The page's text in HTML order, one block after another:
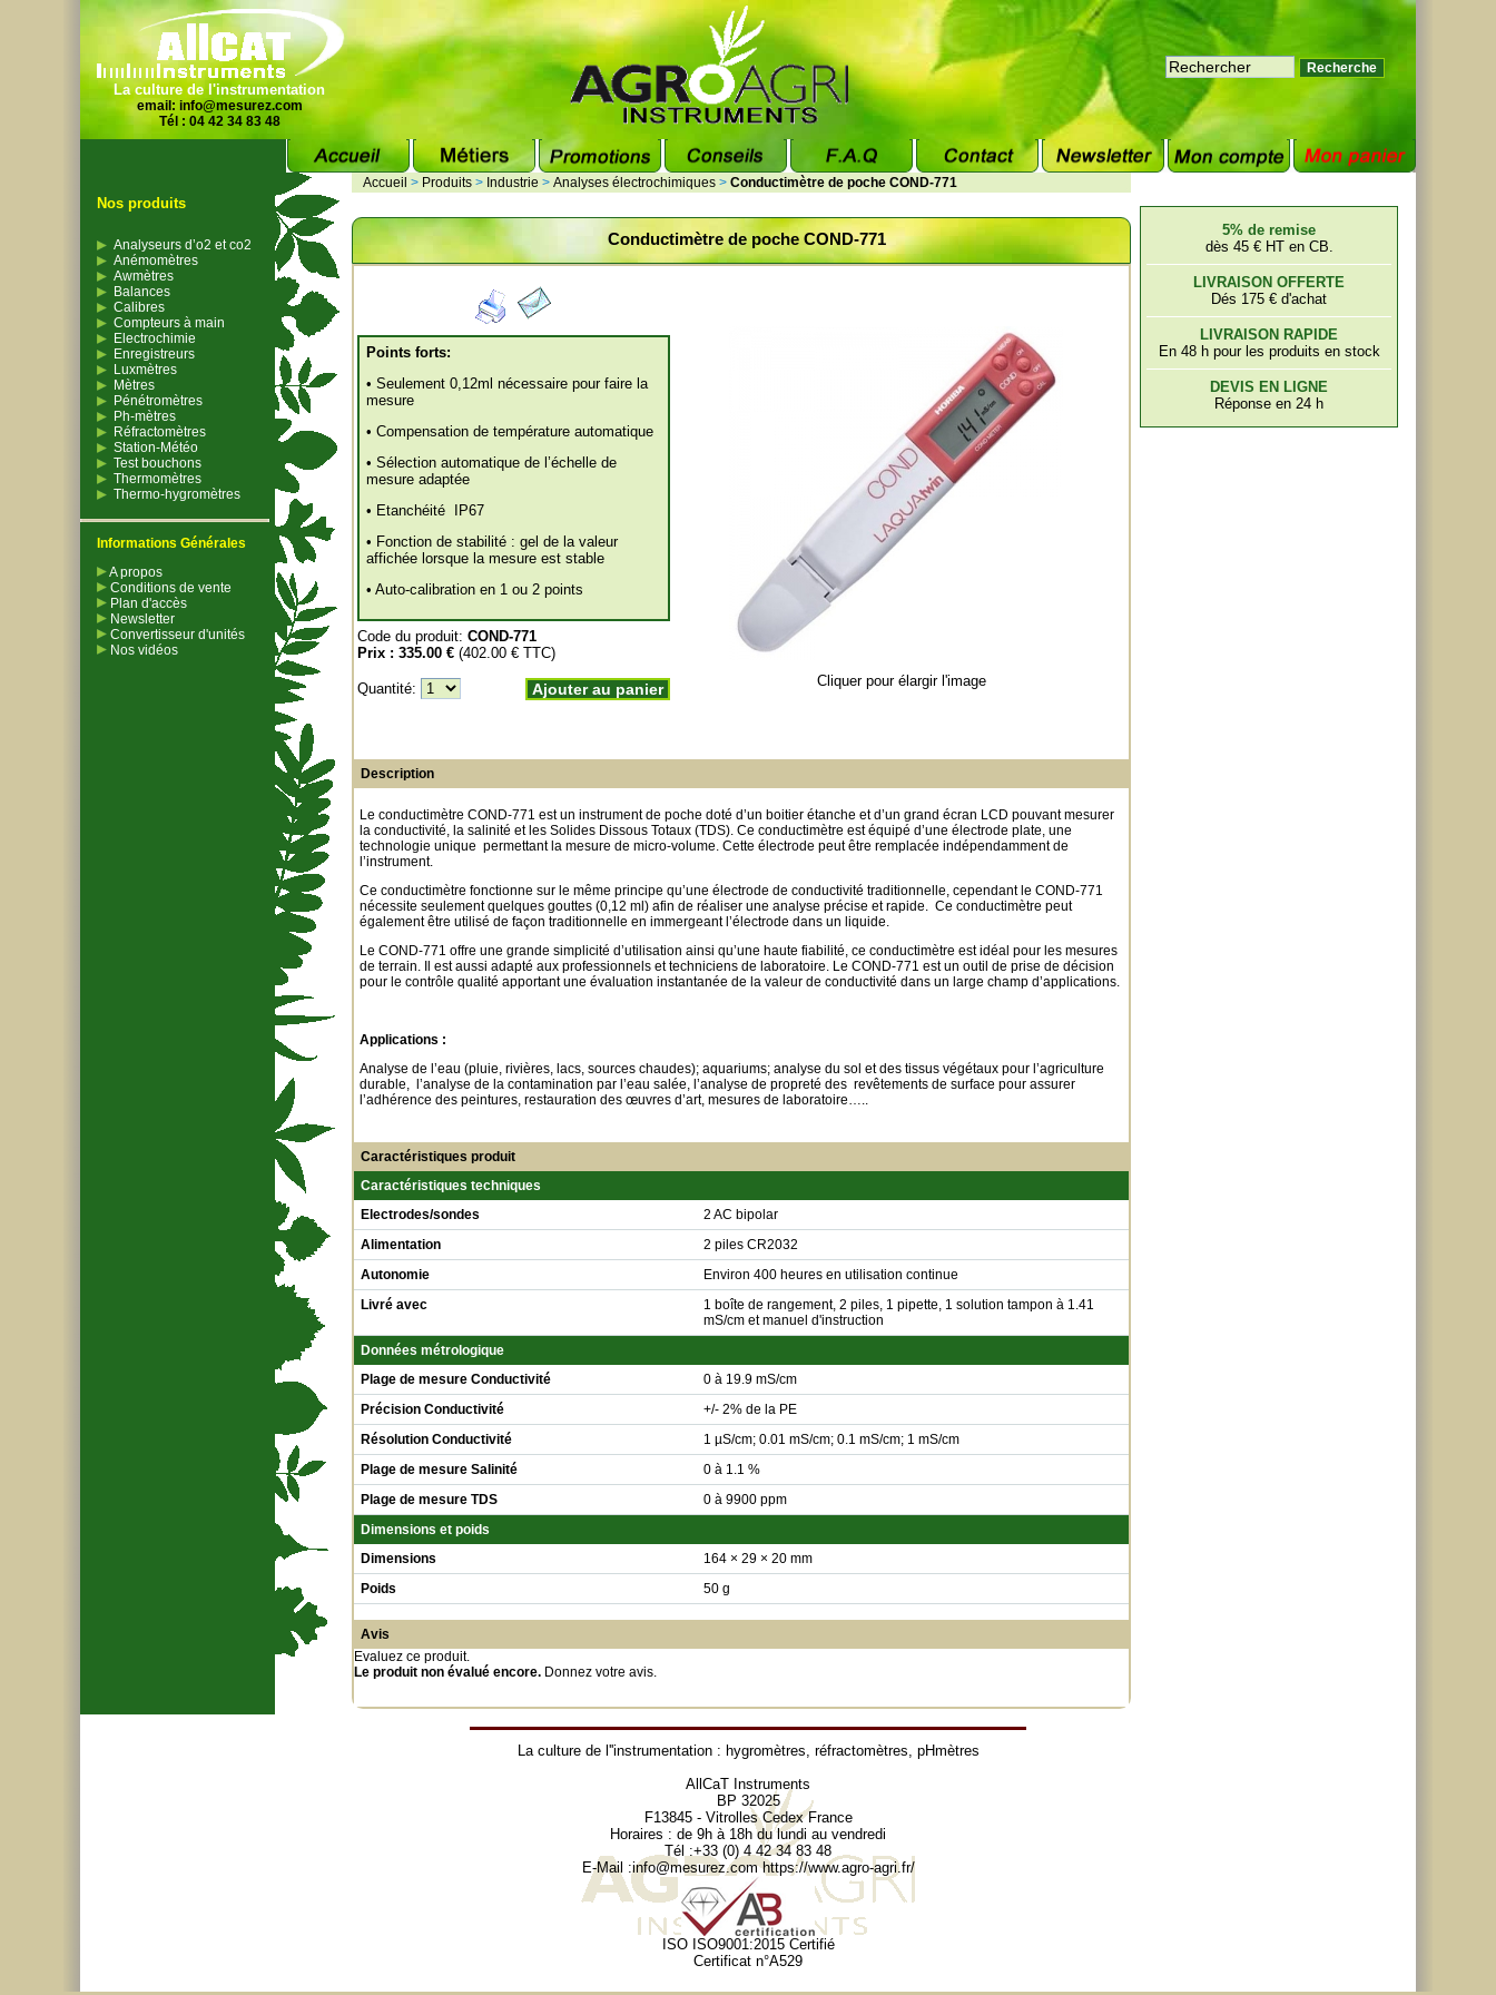
La culture de l'instrumentation
email: info@mesurez.com
Tél : 04 42 34 83 48
Nos produits
Analyseurs d’o2 et co2
Anémomètres
Awmètres
Balances
Calibres
Compteurs à main
Electrochimie
Enregistreurs
Luxmètres
Mètres
Pénétromètres
Ph-mètres
Réfractomètres
Station-Météo
Test bouchons
Thermomètres
Thermo-hygromètres
Informations Générales
A propos
Conditions de vente
Plan d'accès
Newsletter
Convertisseur d'unités
Nos vidéos
Accueil > Produits > Industrie > Analyses électrochimiques > Conductimètre de poche COND-771
Conductimètre de poche COND-771
Cliquer pour élargir l'image
Points forts:
• Seulement 0,12ml nécessaire pour faire la
mesure
• Compensation de température automatique
• Sélection automatique de l’échelle de
mesure adaptée
• Etanchéité IP67
• Fonction de stabilité : gel de la valeur
affichée lorsque la mesure est stable
• Auto-calibration en 1 ou 2 points
Code du produit: COND-771
Prix : 335.00 € (402.00 € TTC)
Quantité: Ajouter au panier
Description
Le conductimètre COND-771 est un instrument de poche doté d’un boitier étanche et d’un grand écran LCD pouvant mesurer
la conductivité, la salinité et les Solides Dissous Totaux (TDS). Ce conductimètre est équipé d’une électrode plate, une
technologie unique permettant la mesure de micro-volume. Cette électrode peut être remplacée indépendamment de
l’instrument.
Ce conductimètre fonctionne sur le même principe qu’une électrode de conductivité traditionnelle, cependant le COND-771
nécessite seulement quelques gouttes (0,12 ml) afin de réaliser une analyse précise et rapide. Ce conductimètre peut
également être utilisé de façon traditionnelle en immergeant l’électrode dans un liquide.
Le COND-771 offre une grande simplicité d’utilisation ainsi qu’une haute fiabilité, ce conductimètre est idéal pour les mesures
de terrain. Il est aussi adapté aux professionnels et techniciens de laboratoire. Le COND-771 est un outil de prise de décision
pour le contrôle qualité apportant une évaluation instantanée de la valeur de conductivité dans un large champ d’applications.
Applications :
Analyse de l’eau (pluie, rivières, lacs, sources chaudes); aquariums; analyse du sol et des tissus végétaux pour l’agriculture
durable, l’analyse de la contamination par l’eau salée, l’analyse de propreté des revêtements de surface pour assurer
l’adhérence des peintures, restauration des œuvres d’art, mesures de laboratoire…..
Caractéristiques produit
Caractéristiques techniques
Electrodes/sondes
2 AC bipolar
Alimentation
2 piles CR2032
Autonomie
Environ 400 heures en utilisation continue
Livré avec
1 boîte de rangement, 2 piles, 1 pipette, 1 solution tampon à 1.41
mS/cm et manuel d'instruction
Données métrologique
Plage de mesure Conductivité
0 à 19.9 mS/cm
Précision Conductivité
+/- 2% de la PE
Résolution Conductivité
1 µS/cm; 0.01 mS/cm; 0.1 mS/cm; 1 mS/cm
Plage de mesure Salinité
0 à 1.1 %
Plage de mesure TDS
0 à 9900 ppm
Dimensions et poids
Dimensions
164 × 29 × 20 mm
Poids
50 g
Avis
Evaluez ce produit.
Le produit non évalué encore. Donnez votre avis.
5% de remise
dès 45 € HT en CB.
LIVRAISON OFFERTE
Dés 175 € d'achat
LIVRAISON RAPIDE
En 48 h pour les produits en stock
DEVIS EN LIGNE
Réponse en 24 h
La culture de l''instrumentation : hygromètres, réfractomètres, pHmètres
AllCaT Instruments
BP 32025
F13845 - Vitrolles Cedex France
Horaires : de 9h à 18h du lundi au vendredi
Tél :+33 (0) 4 42 34 83 48
E-Mail :info@mesurez.com https://www.agro-agri.fr/
ISO ISO9001:2015 Certifié
Certificat n°A529